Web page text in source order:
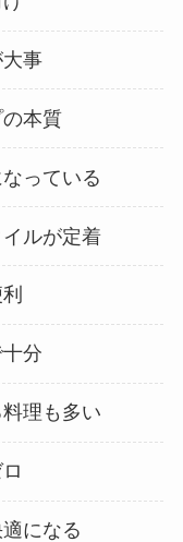
事
本質
っている
ルが定着
分
理も多い
になる